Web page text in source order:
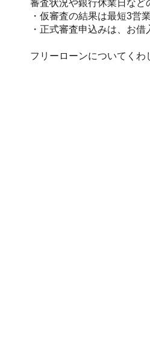
審査状況や銀行休業日な
・仮審査の結果は最短3営
・正式審査申込みは、お
フリーローンについてくわ